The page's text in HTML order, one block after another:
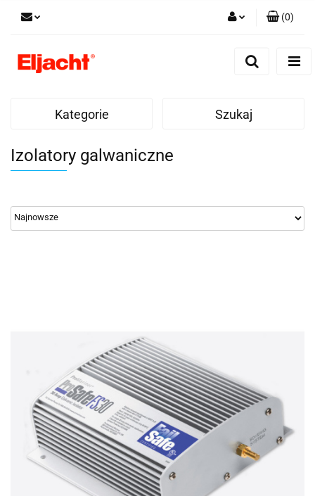
(0)
Kategorie Szukaj
Izolatory galwaniczne